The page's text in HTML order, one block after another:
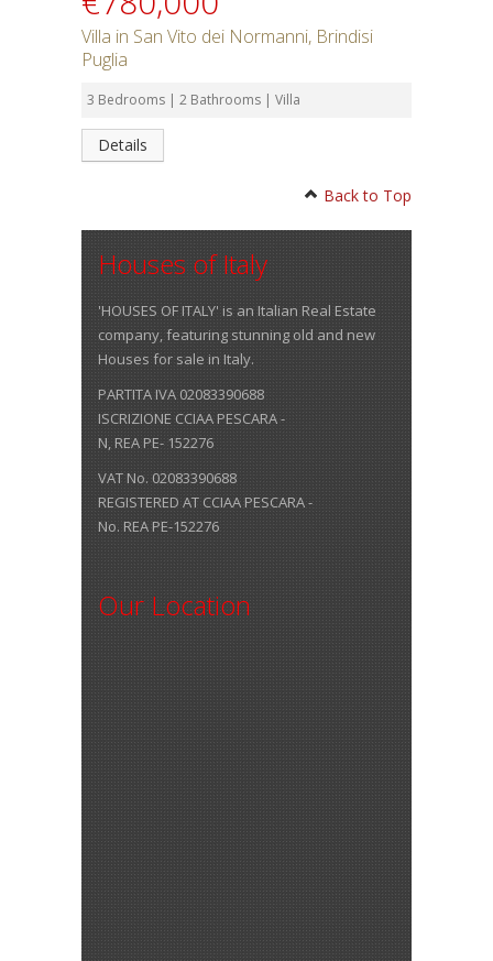
Villa in San Vito dei Normanni, Brindisi
Puglia
3 Bedrooms | 2 Bathrooms | Villa
Details
Back to Top
Houses of Italy
'HOUSES OF ITALY' is an Italian Real Estate
company, featuring stunning old and new
Houses for sale in Italy.
PARTITA IVA 02083390688
ISCRIZIONE CCIAA PESCARA -
N, REA PE- 152276
VAT No. 02083390688
REGISTERED AT CCIAA PESCARA -
No. REA PE-152276
Our Location